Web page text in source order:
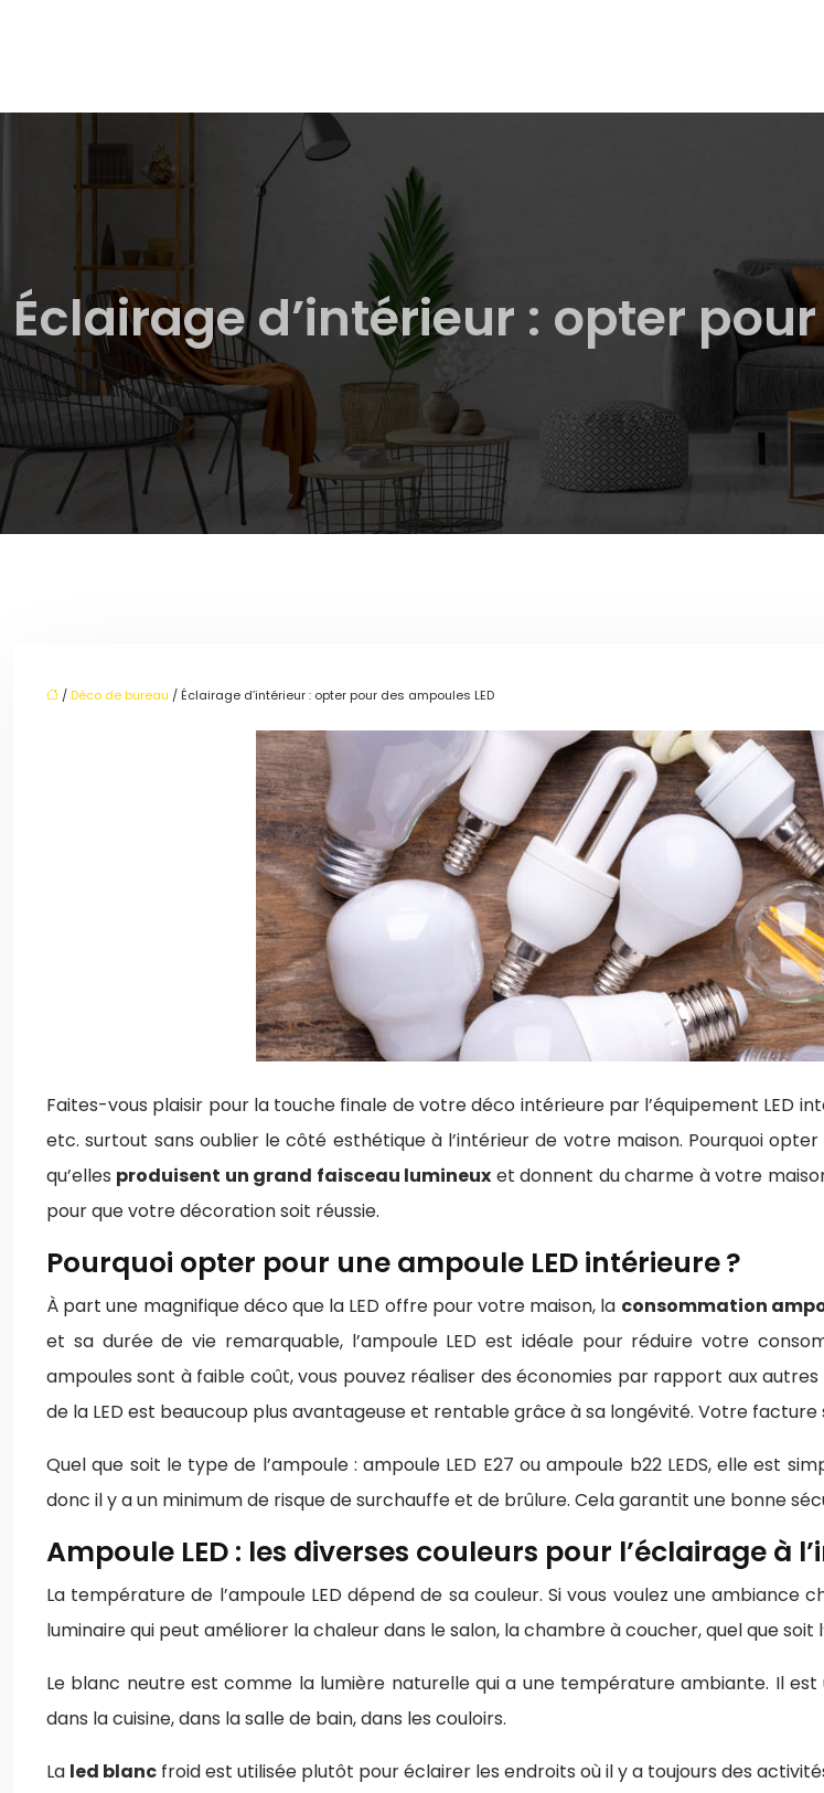
Éclairage d’intérieur : opter
/Déco de bureau / Éclairage d’intérieur : opter pour des ampoules LED
Faites-vous plaisir pour la touche finale de votre déco intérieure par l’équipement LED
etc. surtout sans oublier le côté esthétique à l’intérieur de votre maison. Pourquoi
qu’elles produisent un grand faisceau lumineux et donnent du charme à votre
pour que votre décoration soit réussie.
Pourquoi opter pour une ampoule LED intérieure ?
À part une magnifique déco que la LED offre pour votre maison, la consommation
et sa durée de vie remarquable, l’ampoule LED est idéale pour réduire votre
ampoules sont à faible coût, vous pouvez réaliser des économies par rapport aux
de la LED est beaucoup plus avantageuse et rentable grâce à sa longévité. Votre facture
Quel que soit le type de l’ampoule : ampoule LED E27 ou ampoule b22 LEDS, elle est
donc il y a un minimum de risque de surchauffe et de brûlure. Cela garantit une bonne
Ampoule LED : les diverses couleurs pour l’éclairage à
La température de l’ampoule LED dépend de sa couleur. Si vous voulez une
luminaire qui peut améliorer la chaleur dans le salon, la chambre à coucher, quel que soit
Le blanc neutre est comme la lumière naturelle qui a une température ambiante. Il
dans la cuisine, dans la salle de bain, dans les couloirs.
La led blanc froid est utilisée plutôt pour éclairer les endroits où il y a toujours des